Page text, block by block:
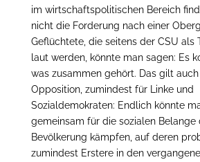
im wirtschaftspolitischen Bereich
nicht die Forderung nach einer
Geflüchtete, die seitens der CSU als
laut werden, könnte man sagen: Es
was zusammen gehört. Das gilt
Opposition, zumindest für Linke und
Sozialdemokraten: Endlich könnte
gemeinsam für die sozialen Belange
Bevölkerung kämpfen, auf deren
zumindest Erstere in den